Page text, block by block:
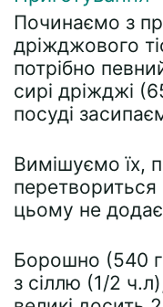
Починаємо з
дріжджового
потрібно
сирі дріжджі
посуді
Вимішуємо їх,
цьому не
Борошно (540
з сіллю (1/2